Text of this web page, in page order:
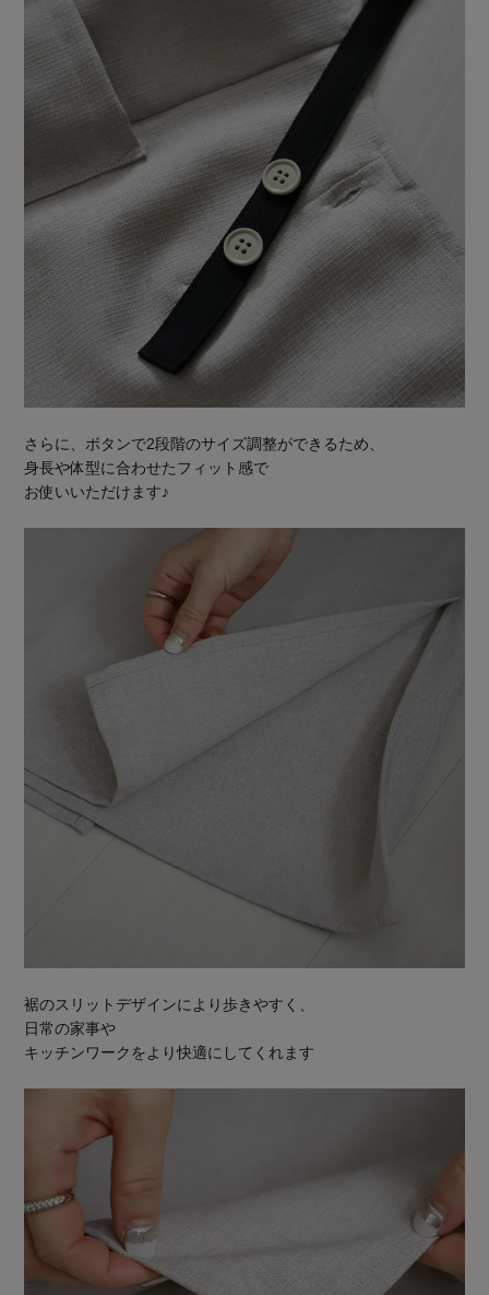
さらに、ボタンで2段階のサイズ調整ができるため、
身長や体型に合わせたフィット感で
お使いいただけます♪
裾のスリットデザインにより歩きやすく、
日常の家事や
キッチンワークをより快適にしてくれます